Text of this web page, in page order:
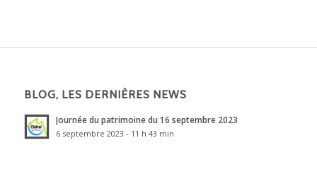
BLOG, LES DERNIÈRES NEWS
Journée du patrimoine du 16 septembre 2023
6 septembre 2023 - 11 h 43 min